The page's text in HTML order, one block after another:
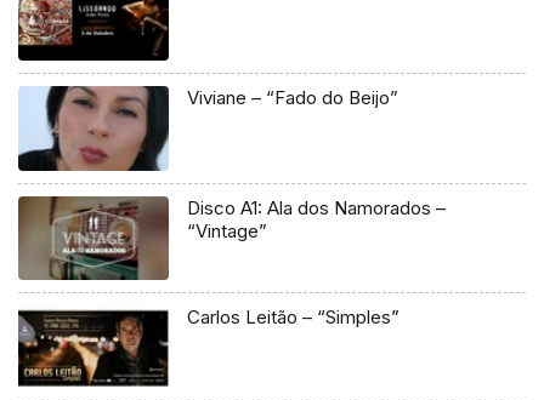
Viviane – “Fado do Beijo”
Disco A1: Ala dos Namorados –
“Vintage”
Carlos Leitão – “Simples”